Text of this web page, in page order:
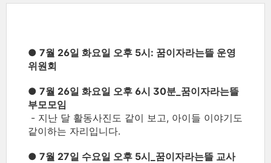
● 7월 26일 화요일 오후 5시: 꿈이자라는뜰 운영
위원회
● 7월 26일 화요일 오후 6시 30분_꿈이자라는뜰
부모모임
- 지난 달 활동사진도 같이 보고, 아이들 이야기도
같이하는 자리입니다.
● 7월 27일 수요일 오후 5시_꿈이자라는뜰 교사